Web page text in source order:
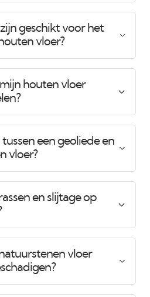
extra duurzaamheid.
geschikt voor het
vloer?
houten vloer
een geoliede en
vloer?
en slijtage op
vloer